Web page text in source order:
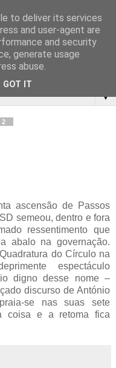
▼
ascensão de Passos
semeou, dentro e fora
ressentimento que
abalo na governação.
do Círculo na
espectáculo
digno desse nome –
discurso de António
se nas suas sete
coisa e a retoma fica
to deliver its services
and user-agent are
and security
generate usage
abuse.
GOT IT